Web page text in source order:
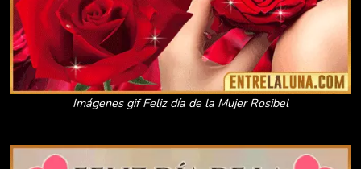
Imágenes gif Feliz día de la Mujer Rosibel